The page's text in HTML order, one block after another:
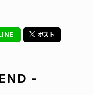
ポスト
-